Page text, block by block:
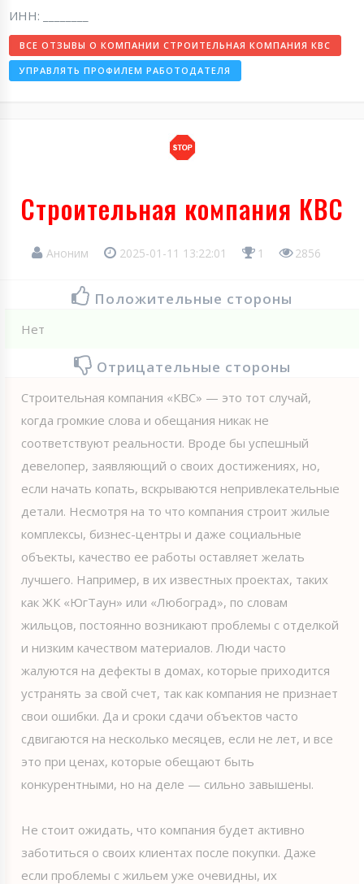
ИНН: ________
ВСЕ ОТЗЫВЫ О КОМПАНИИ СТРОИТЕЛЬНАЯ КОМПАНИЯ КВС
УПРАВЛЯТЬ ПРОФИЛЕМ РАБОТОДАТЕЛЯ
Строительная компания КВС
Аноним 2025-01-11 13:22:01 1 2856
Положительные стороны
Нет
Отрицательные стороны
Строительная компания «КВС» — это тот случай,
когда громкие слова и обещания никак не
соответствуют реальности. Вроде бы успешный
девелопер, заявляющий о своих достижениях, но,
если начать копать, вскрываются непривлекательные
детали. Несмотря на то что компания строит жилые
комплексы, бизнес-центры и даже социальные
объекты, качество ее работы оставляет желать
лучшего. Например, в их известных проектах, таких
как ЖК «ЮгТаун» или «Любоград», по словам
жильцов, постоянно возникают проблемы с отделкой
и низким качеством материалов. Люди часто
жалуются на дефекты в домах, которые приходится
устранять за свой счет, так как компания не признает
свои ошибки. Да и сроки сдачи объектов часто
сдвигаются на несколько месяцев, если не лет, и все
это при ценах, которые обещают быть
конкурентными, но на деле — сильно завышены.
Не стоит ожидать, что компания будет активно
заботиться о своих клиентах после покупки. Даже
если проблемы с жильем уже очевидны, их